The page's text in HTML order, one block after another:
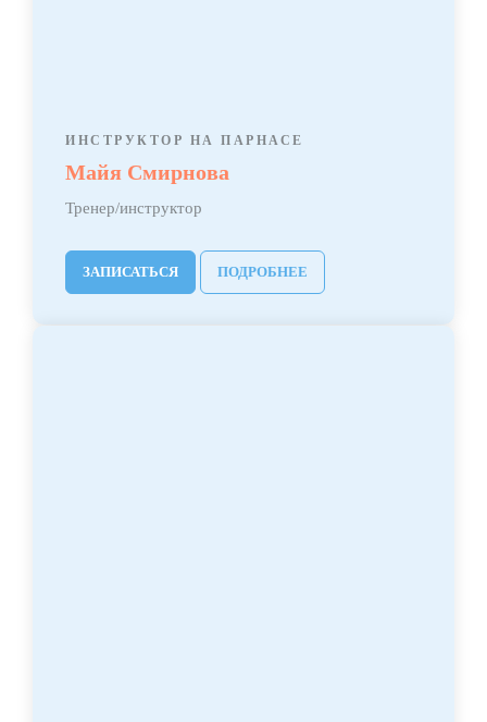
ИНСТРУКТОР НА ПАРНАСЕ
Майя Смирнова
Тренер/инструктор
ЗАПИСАТЬСЯ ПОДРОБНЕЕ